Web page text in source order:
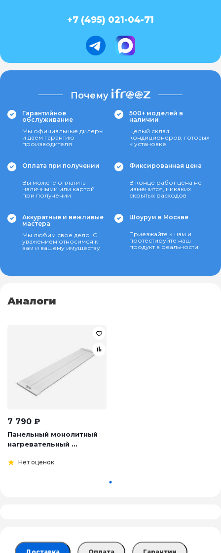
+7 (495) 021-04-71
Почему
Гарантийное
обслуживание
Мы официальные дилеры
и даем гарантию
производителя
500+ моделей в
наличии
Целый склад
кондиционеров, готовых
к установке
Оплата при получении
Вы можете оплатить
наличными или картой
при получении
Фиксированная цена
В конце работ цена не
изменится, никаких
скрытых расходов
Аккуратные и вежливые
мастера
Мы любим свое дело. С
уважением относимся к
вам и вашему имуществу
Шоурум в Москве
Приезжайте к нам и
протестируйте наш
продукт в реальности
Аналоги
7 790 ₽
Панельный монолитный
нагревательный ...
Нет оценок